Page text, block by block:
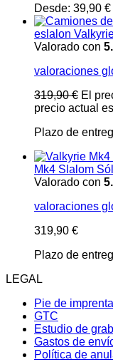
Desde: 39,90 €
eslalon
Valorado con
valoraciones
319,90€ El
precio actual
Plazo de
Mk4 Slalom
Valorado con
valoraciones
319,90 €
Plazo de
LEGAL
Pie de imprenta
GTC
Estudio de
Gastos de
Política de